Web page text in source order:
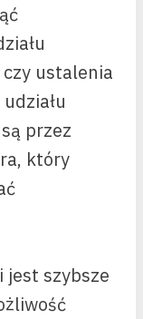
ustalenia
przez
który
jest szybsze